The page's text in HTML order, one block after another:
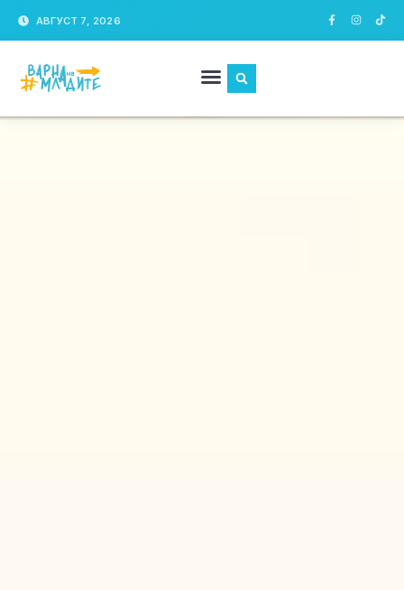
АВГУСТ 7, 2026